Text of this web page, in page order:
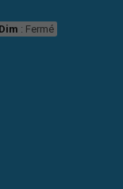
: Fermé